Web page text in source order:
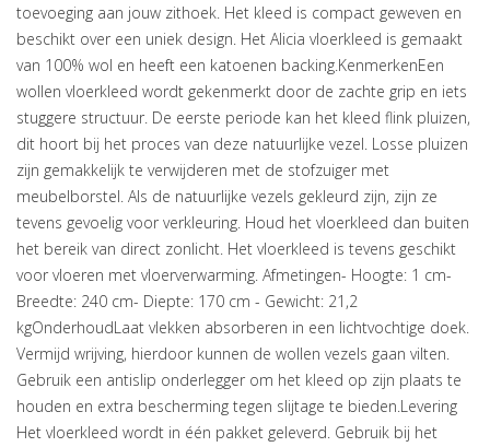
toevoeging aan jouw zithoek. Het kleed is compact geweven en
beschikt over een uniek design. Het Alicia vloerkleed is gemaakt
van 100% wol en heeft een katoenen backing.KenmerkenEen
wollen vloerkleed wordt gekenmerkt door de zachte grip en iets
stuggere structuur. De eerste periode kan het kleed flink pluizen,
dit hoort bij het proces van deze natuurlijke vezel. Losse pluizen
zijn gemakkelijk te verwijderen met de stofzuiger met
meubelborstel. Als de natuurlijke vezels gekleurd zijn, zijn ze
tevens gevoelig voor verkleuring. Houd het vloerkleed dan buiten
het bereik van direct zonlicht. Het vloerkleed is tevens geschikt
voor vloeren met vloerverwarming. Afmetingen- Hoogte: 1 cm-
Breedte: 240 cm- Diepte: 170 cm - Gewicht: 21,2
kgOnderhoudLaat vlekken absorberen in een lichtvochtige doek.
Vermijd wrijving, hierdoor kunnen de wollen vezels gaan vilten.
Gebruik een antislip onderlegger om het kleed op zijn plaats te
houden en extra bescherming tegen slijtage te bieden.Levering
Het vloerkleed wordt in één pakket geleverd. Gebruik bij het